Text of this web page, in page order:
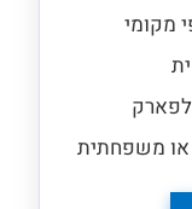
מקומי
או משפחתית